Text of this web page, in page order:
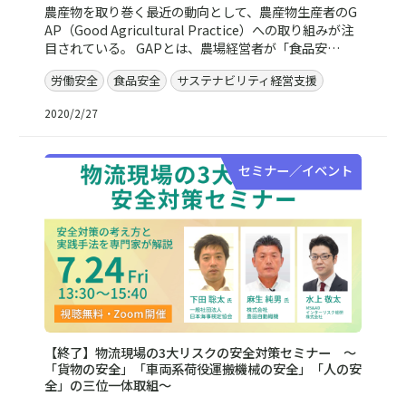
農産物を取り巻く最近の動向として、農産物生産者のG
AP（Good Agricultural Practice）への取り組みが注
目されている。 GAPとは、農場経営者が「食品安…
労働安全 食品安全 サステナビリティ経営支援
2020/2/27
セミナー／イベント
【終了】物流現場の3大リスクの安全対策セミナー ～
「貨物の安全」「車両系荷役運搬機械の安全」「人の安
全」の三位一体取組～